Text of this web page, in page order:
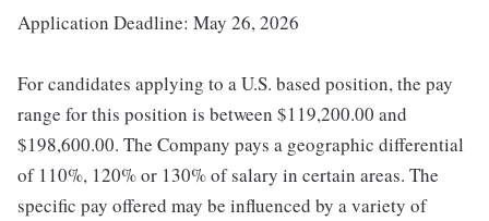
Application Deadline: May 26, 2026
For candidates applying to a U.S. based position, the pay
range for this position is between $119,200.00 and
$198,600.00. The Company pays a geographic differential
of 110%, 120% or 130% of salary in certain areas. The
specific pay offered may be influenced by a variety of